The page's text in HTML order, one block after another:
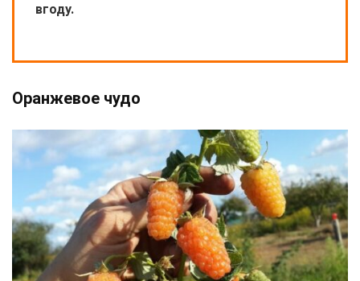
вгоду.
Оранжевое чудо